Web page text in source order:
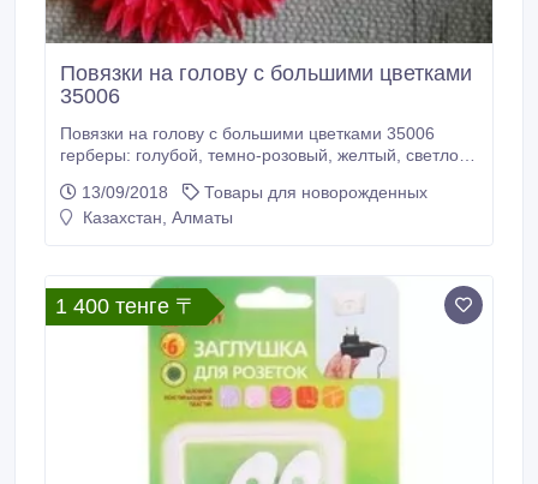
Повязки на голову с большими цветками
35006
Повязки на голову с большими цветками 35006
герберы: голубой, темно-розовый, желтый, светло-
Самовывоз: г. Алматы, ул. Ауэзова 50, уг. ул.
Кабанбай батыра, 1 этаж, каб.102. Доставка по г.
13/09/2018
Товары для новорожденных
Казахстан, Алматы
1 400 тенге 〒